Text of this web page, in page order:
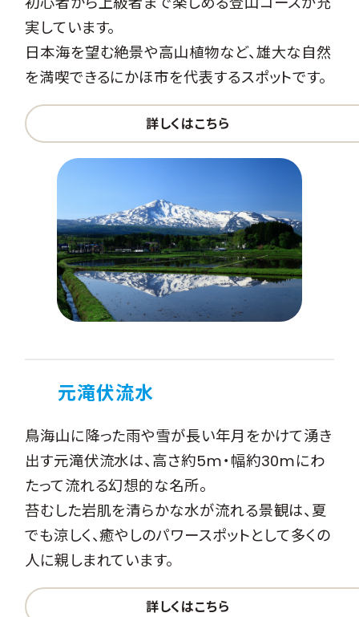
実しています。
日本海を望む絶景や高山植物など、雄大な自然
を満喫できるにかほ市を代表するスポットです。
詳しくはこちら
元滝伏流水
鳥海山に降った雨や雪が長い年月をかけて湧き
出す元滝伏流水は、高さ約5m・幅約30mにわ
たって流れる幻想的な名所。
苔むした岩肌を清らかな水が流れる景観は、夏
でも涼しく、癒やしのパワースポットとして多くの
人に親しまれています。
詳しくはこちら